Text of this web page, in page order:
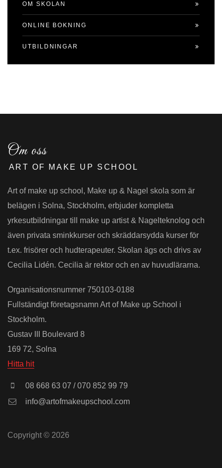
OM SKOLAN
ONLINE BOKNING
UTBILDNINGAR
Om oss
ART OF MAKE UP SCHOOL
Art of make up school, Make up & Nagel skola som är
belägen i Solna, Stockholm, erbjuder kompletta
yrkesutbildningar till make up artist & Nagelteknolog och
även privata sminkkurser och skräddarsydda kurser för
t.ex. frisörer och hudterapeuter. Skolan ägs och drivs av
Cecilia Lidén. Cecilia är rektor och en av huvudlärarna.
Organisationsnummer 750103-0188
Fullständigt företagsnamn Art of Make up School i
Stockholm.
Gustav III Boulevard 8
169 72, Solna
Hitta hit
08 668 63 07 / 070 852 99 79
info@artofmakeupschool.com
Copyright © 2026